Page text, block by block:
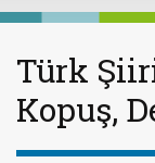
Türk
Kopuş,